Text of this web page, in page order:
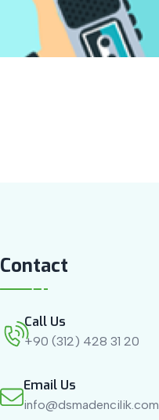
Contact
Call Us
+90 (312) 428 31 20
Email Us
info@dsmadencilik.com